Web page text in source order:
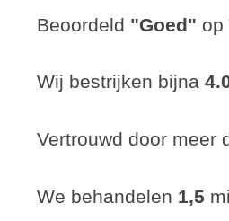
Beoordeld "Goed" op
Wij bestrijken bijna
Vertrouwd door meer
We behandelen 1,5